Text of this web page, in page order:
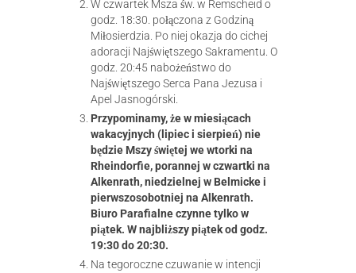
W czwartek Msza św. w Remscheid o
godz. 18:30. połączona z Godziną
Miłosierdzia. Po niej okazja do cichej
adoracji Najświętszego Sakramentu. O
godz. 20:45 nabożeństwo do
Najświętszego Serca Pana Jezusa i
Apel Jasnogórski.
Przypominamy, że w miesiącach
wakacyjnych (lipiec i sierpień) nie
będzie Mszy świętej we wtorki na
Rheindorfie, porannej w czwartki na
Alkenrath, niedzielnej w Belmicke i
pierwszosobotniej na Alkenrath.
Biuro Parafialne czynne tylko w
piątek. W najbliższy piątek od godz.
19:30 do 20:30.
Na tegoroczne czuwanie w intencji